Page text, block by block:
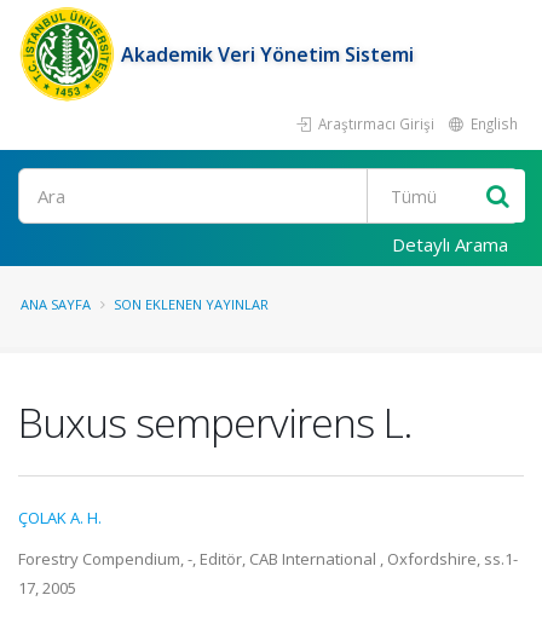
Akademik Veri Yönetim Sistemi
Araştırmacı Girişi English
Ara
Detaylı Arama
ANA SAYFA SON EKLENEN YAYINLAR
Buxus sempervirens L.
ÇOLAK A. H.
Forestry Compendium, -, Editör, CAB International , Oxfordshire, ss.1-
17, 2005